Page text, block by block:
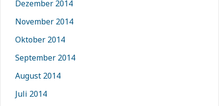
Dezember 2014
November 2014
Oktober 2014
September 2014
August 2014
Juli 2014